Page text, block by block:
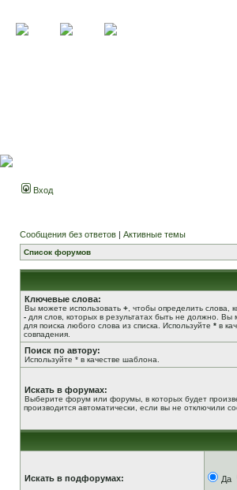
Вход
Сообщения без ответов | Активные темы
Список форумов
Ключевые слова:
Вы можете использовать + , чтобы определить слова,
- для слов, которых в результатах быть не должно.
для поиска любого слова из списка. Используйте * в
совпадения.
Поиск по автору:
Используйте * в качестве шаблона.
Искать в форумах:
Выберите форум или форумы, в которых будет
производится автоматически, если вы не отключили
Искать в подфорумах: Да